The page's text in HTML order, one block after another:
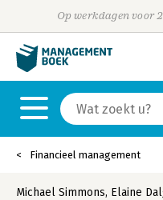
Op werkdagen voor
Financieel management
Michael Simmons, Elaine